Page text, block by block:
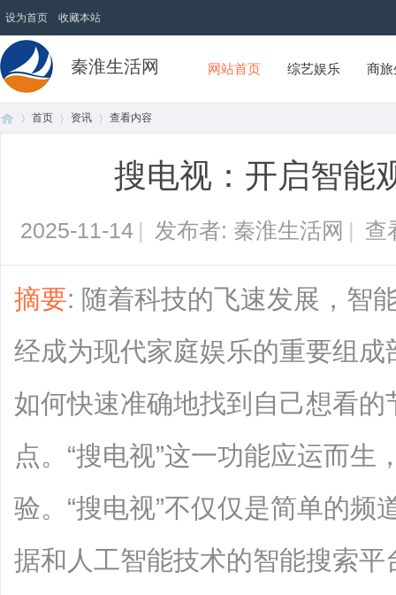
设为首页 收藏本站
秦淮生活网 网站首页 综艺娱乐 商
首页 资讯 查看内容
搜电视：开启智能
2025-11-14 | 发布者: 秦淮生活网 | 查
摘要: 随着科技的飞速发展，智
经成为现代家庭娱乐的重要组
如何快速准确地找到自己想看
点。“搜电视”这一功能应运而
验。“搜电视”不仅仅是简单的频
据和人工智能技术的智能搜索